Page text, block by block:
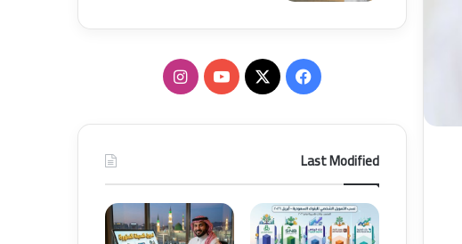
ف
ب
و
u
T
ا
ت
ق
Last Modified